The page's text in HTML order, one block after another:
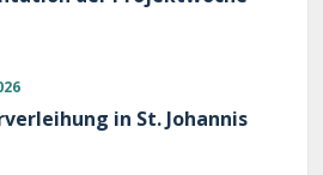
in St. Johannis